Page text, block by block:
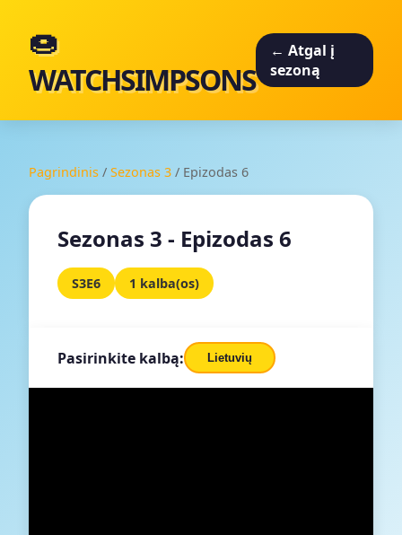
🍩
WATCHSIMPSONS
← Atgal į
sezoną
Pagrindinis / Sezonas 3 / Epizodas 6
Sezonas 3 - Epizodas 6
S3E6 1 kalba(os)
Pasirinkite kalbą: Lietuvių